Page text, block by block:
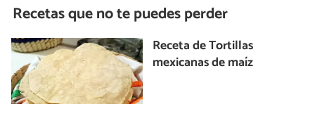
Recetas que no te puedes perder
Receta de Tortillas
mexicanas de maíz